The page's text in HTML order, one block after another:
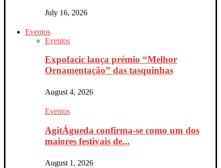
July 16, 2026
Eventos
Eventos
Expofacic lança prémio “Melhor
Ornamentação” das tasquinhas
August 4, 2026
Eventos
AgitÁgueda confirma-se como um dos
maiores festivais de...
August 1, 2026